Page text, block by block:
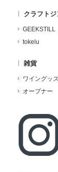
クラフトジ
GEEKSTILL
tokelu
雑貨
ワイングッ
オープナー